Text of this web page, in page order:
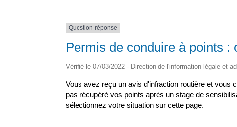
Question-réponse
Permis de conduire à points
Vérifié le 07/03/2022 - Direction de l'information légale et
Vous avez reçu un avis d'infraction routière et vous
pas récupéré vos points après un stage de
sélectionnez votre situation sur cette page.